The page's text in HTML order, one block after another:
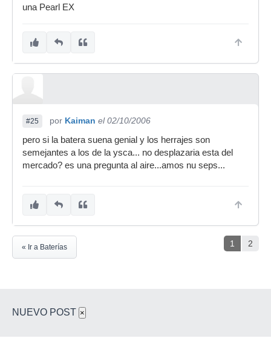
una Pearl EX
#25 por Kaiman el 02/10/2006
pero si la batera suena genial y los herrajes son
semejantes a los de la ysca... no desplazaria esta del
mercado? es una pregunta al aire...amos nu seps...
1 2
« Ir a Baterías
NUEVO POST ×